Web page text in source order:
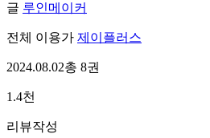
글 루인메이커
전체 이용가 제이플러스
2024.08.02총 8권
1.4천
리뷰작성